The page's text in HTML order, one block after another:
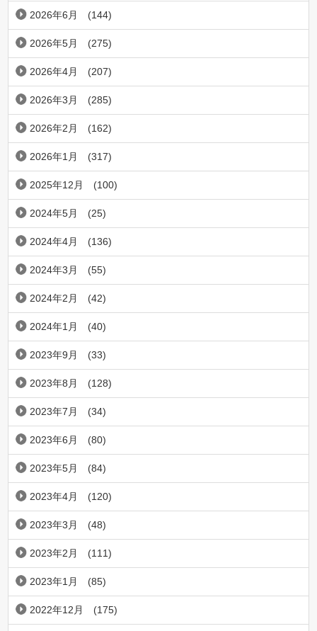
2026年6月 (144)
2026年5月 (275)
2026年4月 (207)
2026年3月 (285)
2026年2月 (162)
2026年1月 (317)
2025年12月 (100)
2024年5月 (25)
2024年4月 (136)
2024年3月 (55)
2024年2月 (42)
2024年1月 (40)
2023年9月 (33)
2023年8月 (128)
2023年7月 (34)
2023年6月 (80)
2023年5月 (84)
2023年4月 (120)
2023年3月 (48)
2023年2月 (111)
2023年1月 (85)
2022年12月 (175)